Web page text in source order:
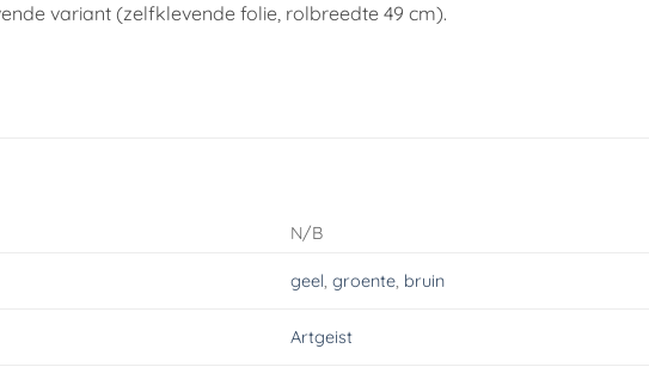
variant (zelfklevende folie, rolbreedte 49 cm).
N/B
geel,groente, bruin
Artgeist